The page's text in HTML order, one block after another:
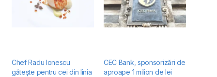
Chef Radu Ionescu
gătește pentru cei din linia
CEC Bank, sponsorizări de
aproape 1 milion de lei